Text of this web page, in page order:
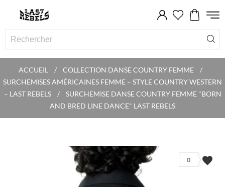
ACCUEIL
COLLECTION DANSE COUNTRY FEMME
SURCHEMISES AMÉRICAINES FEMME – STYLE COUNTRY WESTERN
– LAST REBELS
SURCHEMISE DANSE COUNTRY FEMME "BORN
AND BRED LINE DANCE" LAST REBELS
favorite
0